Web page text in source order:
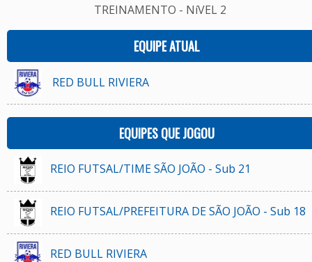
TREINAMENTO - NíVEL 2
EQUIPE ATUAL
RED BULL RIVIERA
EQUIPES QUE JOGOU
REIO FUTSAL/TIME SÃO JOÃO - Sub 21
REIO FUTSAL/PREFEITURA DE SÃO JOÃO - Sub 18
RED BULL RIVIERA